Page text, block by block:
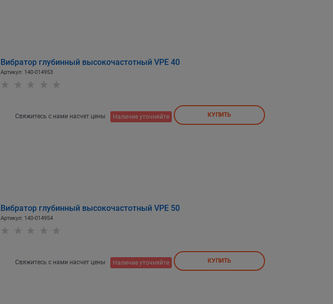
Вибратор глубинный высокочастотный VPE 40
Артикул: 140-014953
Свяжитесь с нами насчет цены Наличие уточняйте КУПИТЬ
Вибратор глубинный высокочастотный VPE 50
Артикул: 140-014954
Свяжитесь с нами насчет цены Наличие уточняйте КУПИТЬ